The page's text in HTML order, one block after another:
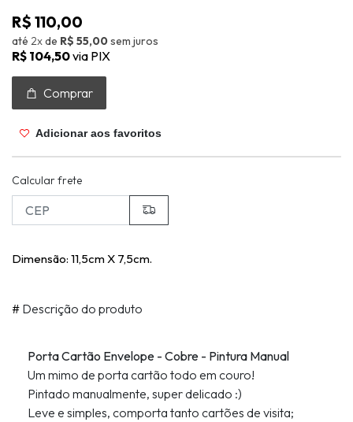
R$ 110,00
até 2xde R$ 55,00sem juros
R$ 104,50via PIX
Comprar
Adicionar aos favoritos
Calcular frete
Dimensão: 11,5cm X 7,5cm.
# Descrição do produto
Porta Cartão Envelope - Cobre - Pintura Manual
Um mimo de porta cartão todo em couro!
Pintado manualmente, super delicado :)
Leve e simples, comporta tanto cartões de visita;